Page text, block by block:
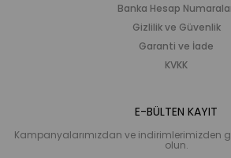
Banka Hesap
Gizlilik ve Güvenlik
Garanti ve İade
KVKK
E-BÜLTEN KAYIT
Kampanyalarımızdan ve indirimlerimizden
olun.